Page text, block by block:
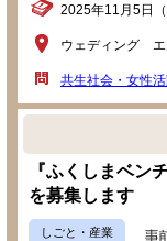
2025年11月5日
ウェディング エ
共生社会・女性
『ふくしまベン
を募集します
しごと・産業